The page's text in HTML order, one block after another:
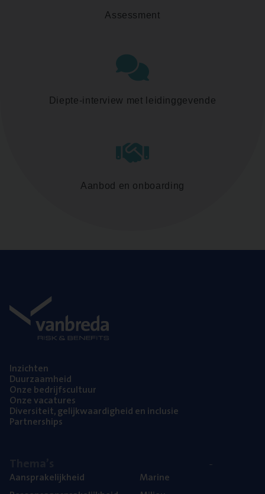
Assessment
Diepte-interview met leidinggevende
Aanbod en onboarding
Inzich­ten
Duur­zaam­heid
Onze bedrijfs­cul­tuur
Onze vaca­tu­res
Diver­si­teit, gelijk­waar­dig­heid en inclusie
Part­ner­ships
Aan­spra­ke­lijk­heid
Mari­ne